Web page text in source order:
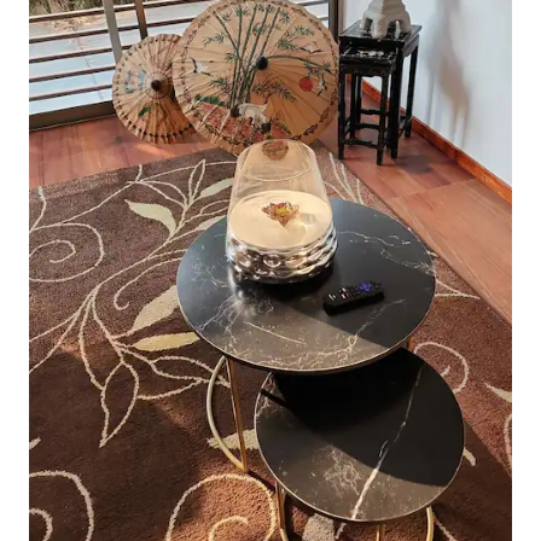
+ ಕಿವಿ ನೆಟ್‌ವರ್ಕ್ಸ್ ಒದಗಿಸಿದ 20mbps ಇಂಟರ್ನೆಟ್.
ಹೇರ್ ಡ್ರೈಯರ್ ಯುರೋಪ್ ಪ್ಲಗ್-ಕನ್ವರ್ಟರ್